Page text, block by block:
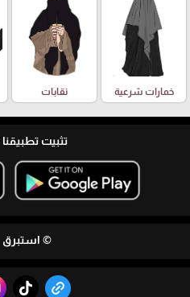
خمارات شرعية نقابات
تثبيت تطبيقنا
© استبرق